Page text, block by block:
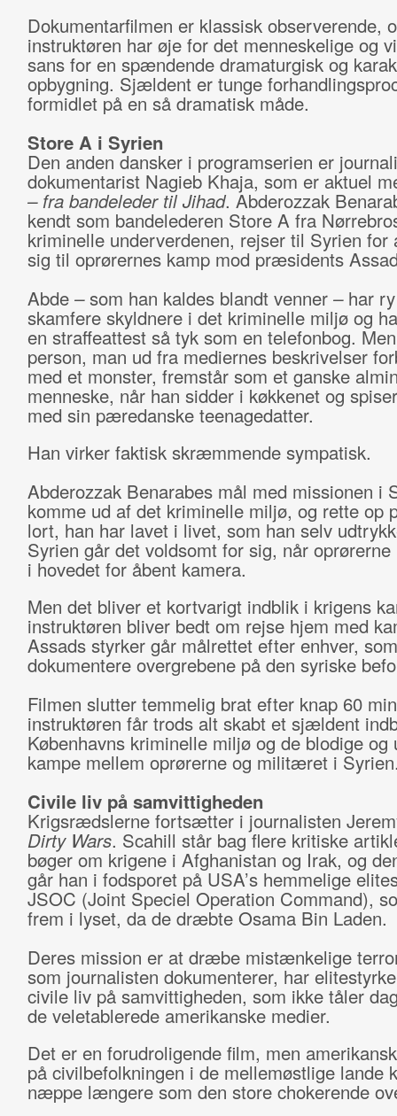
Dokumentarfilmen er klassisk observerende,
instruktøren har øje for det menneskelige og
sans for en spændende dramaturgisk og
opbygning. Sjældent er tunge
formidlet på en så dramatisk måde.
Store A i Syrien
Den anden dansker i programserien er
dokumentarist Nagieb Khaja, som er aktuel
– fra bandeleder til Jihad. Abderozzak
kendt som bandelederen Store A fra
kriminelle underverdenen, rejser til Syrien for
sig til oprørernes kamp mod præsidents
Abde – som han kaldes blandt venner – har
skamfere skyldnere i det kriminelle miljø og
en straffeattest så tyk som en telefonbog.
person, man ud fra mediernes beskrivelser
med et monster, fremstår som et ganske
menneske, når han sidder i køkkenet og
med sin pæredanske teenagedatter.
Han virker faktisk skræmmende sympatisk.
Abderozzak Benarabes mål med missionen i
komme ud af det kriminelle miljø, og rette op
lort, han har lavet i livet, som han selv
Syrien går det voldsomt for sig, når
i hovedet for åbent kamera.
Men det bliver et kortvarigt indblik i krigens
instruktøren bliver bedt om rejse hjem med
Assads styrker går målrettet efter enhver,
dokumentere overgrebene på den syriske
Filmen slutter temmelig brat efter knap 60
instruktøren får trods alt skabt et sjældent
Københavns kriminelle miljø og de blodige og
kampe mellem oprørerne og militæret i
Civile liv på samvittigheden
Krigsrædslerne fortsætter i journalisten
Dirty Wars. Scahill står bag flere kritiske
bøger om krigene i Afghanistan og Irak, og
går han i fodsporet på USA’s hemmelige
JSOC (Joint Speciel Operation Command),
frem i lyset, da de dræbte Osama Bin Laden.
Deres mission er at dræbe mistænkelige
som journalisten dokumenterer, har
civile liv på samvittigheden, som ikke tåler
de veletablerede amerikanske medier.
Det er en forudroligende film, men
på civilbefolkningen i de mellemøstlige lande
næppe længere som den store chokerende